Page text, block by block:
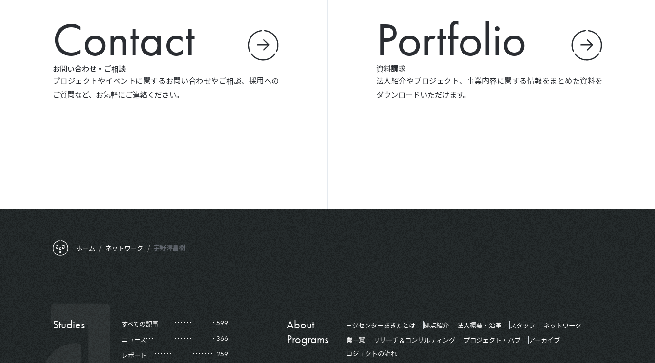
Contact
お問い合わせ・ご相談
プロジェクトやイベントに関するお問い合わせやご相談、採用への
ご質問など、お気軽にご連絡ください。
Portfolio
資料請求
法人紹介やプロジェクト、事業内容に関する情報をまとめた資料を
ダウンロードいただけます。
フッターメニュー
ホーム / ネットワーク / 宇野澤昌樹
Studies すべての記事 599
ニュース 366
レポート 259
About アーツセンターあきたとは 拠点紹介 法人概要・沿革 スタッフ ネットワーク
Programs 事業一覧 リサーチ＆コンサルティング プロジェクト・ハブ
アーカイブ
プロジェクトの流れ